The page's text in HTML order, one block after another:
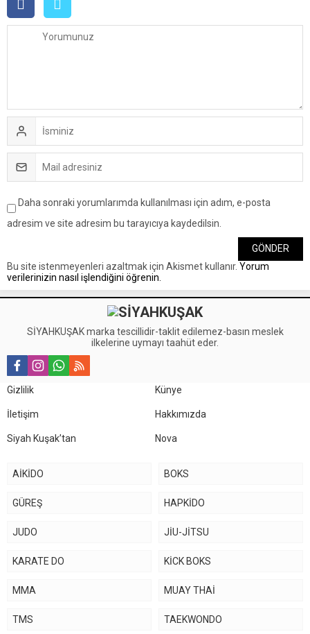
Daha sonraki yorumlarımda kullanılması için adım, e-posta
adresim ve site adresim bu tarayıcıya kaydedilsin.
Bu site istenmeyenleri azaltmak için Akismet kullanır. Yorum
verilerinizin nasıl işlendiğini öğrenin.
SİYAHKUŞAK marka tescillidir-taklit edilemez-basın meslek
ilkelerine uymayı taahüt eder.
Gizlilik Künye
İletişim Hakkımızda
Siyah Kuşak’tan Nova
AİKİDO BOKS
GÜREŞ HAPKİDO
JUDO JİU-JİTSU
KARATE DO KİCK BOKS
MMA MUAY THAİ
TMS TAEKWONDO